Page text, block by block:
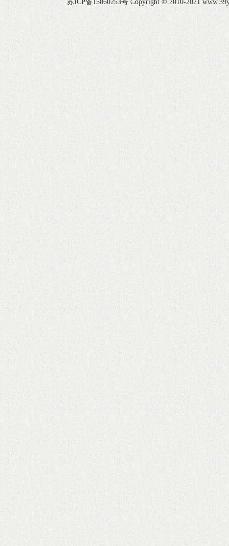
苏ICP备15060253号 Copyright © 2010-2021